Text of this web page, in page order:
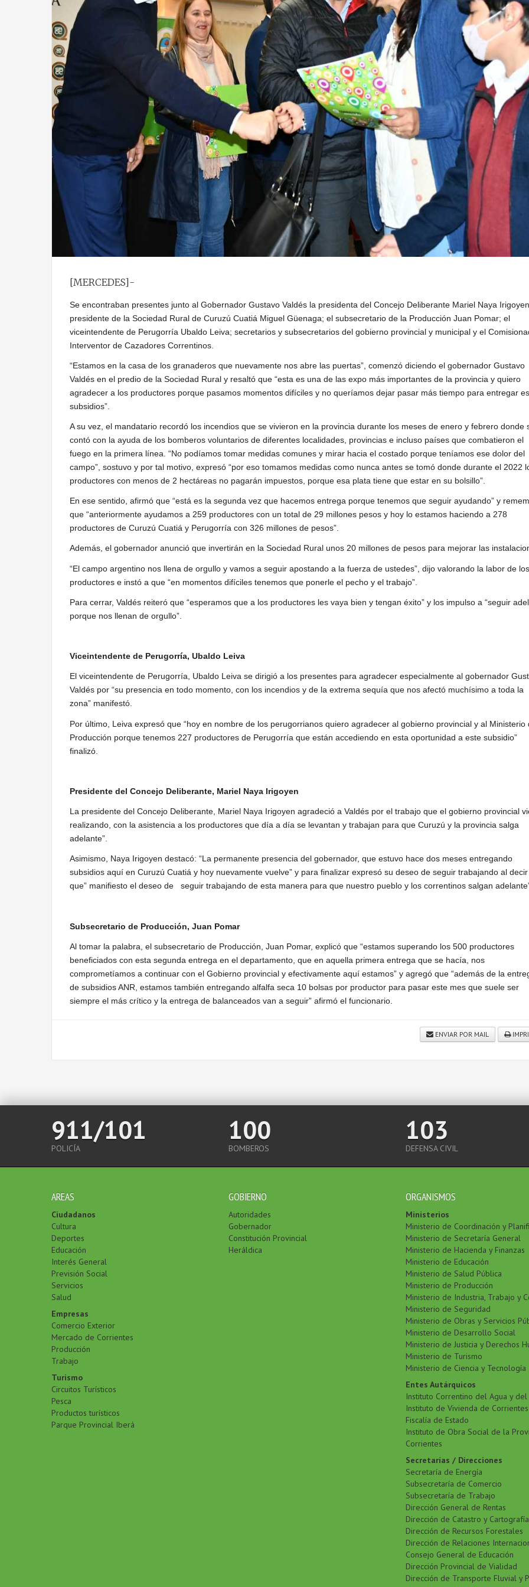
[MERCEDES]-
Se encontraban presentes junto al Gobernador Gustavo Valdés la presidenta del Concejo Deliberante Mariel Naya
presidente de la Sociedad Rural de Curuzú Cuatiá Miguel Güenaga; el subsecretario de la Producción Juan Pomar; el
viceintendente de Perugorría Ubaldo Leiva; secretarios y subsecretarios del gobierno provincial y municipal y el
Interventor de Cazadores Correntinos.
“Estamos en la casa de los granaderos que nuevamente nos abre las puertas”, comenzó diciendo el gobernador Gustavo
Valdés en el predio de la Sociedad Rural y resaltó que “esta es una de las expo más importantes de la provincia y quiero
agradecer a los productores porque pasamos momentos difíciles y no queríamos dejar pasar más tiempo para entregar
subsidios”.
A su vez, el mandatario recordó los incendios que se vivieron en la provincia durante los meses de enero y febrero donde
contó con la ayuda de los bomberos voluntarios de diferentes localidades, provincias e incluso países que combatieron el
fuego en la primera línea. “No podíamos tomar medidas comunes y mirar hacia el costado porque teníamos ese dolor del
campo”, sostuvo y por tal motivo, expresó “por eso tomamos medidas como nunca antes se tomó donde durante el 2022
productores con menos de 2 hectáreas no pagarán impuestos, porque esa plata tiene que estar en su bolsillo”.
En ese sentido, afirmó que “está es la segunda vez que hacemos entrega porque tenemos que seguir ayudando” y
que “anteriormente ayudamos a 259 productores con un total de 29 millones pesos y hoy lo estamos haciendo a 278
productores de Curuzú Cuatiá y Perugorría con 326 millones de pesos”.
Además, el gobernador anunció que invertirán en la Sociedad Rural unos 20 millones de pesos para mejorar las
“El campo argentino nos llena de orgullo y vamos a seguir apostando a la fuerza de ustedes”, dijo valorando la labor de los
productores e instó a que “en momentos difíciles tenemos que ponerle el pecho y el trabajo”.
Para cerrar, Valdés reiteró que “esperamos que a los productores les vaya bien y tengan éxito” y los impulso a “seguir
porque nos llenan de orgullo”.
Viceintendente de Perugorría, Ubaldo Leiva
El viceintendente de Perugorría, Ubaldo Leiva se dirigió a los presentes para agradecer especialmente al gobernador
Valdés por “su presencia en todo momento, con los incendios y de la extrema sequía que nos afectó muchísimo a toda la
zona” manifestó.
Por último, Leiva expresó que “hoy en nombre de los perugorrianos quiero agradecer al gobierno provincial y al Ministerio
Producción porque tenemos 227 productores de Perugorría que están accediendo en esta oportunidad a este subsidio”
finalizó.
Presidente del Concejo Deliberante, Mariel Naya Irigoyen
La presidente del Concejo Deliberante, Mariel Naya Irigoyen agradeció a Valdés por el trabajo que el gobierno provincial
realizando, con la asistencia a los productores que día a día se levantan y trabajan para que Curuzú y la provincia salga
adelante”.
Asimismo, Naya Irigoyen destacó: “La permanente presencia del gobernador, que estuvo hace dos meses entregando
subsidios aquí en Curuzú Cuatiá y hoy nuevamente vuelve” y para finalizar expresó su deseo de seguir trabajando al decir
que” manifiesto el deseo de seguir trabajando de esta manera para que nuestro pueblo y los correntinos salgan
Subsecretario de Producción, Juan Pomar
Al tomar la palabra, el subsecretario de Producción, Juan Pomar, explicó que “estamos superando los 500 productores
beneficiados con esta segunda entrega en el departamento, que en aquella primera entrega que se hacía, nos
comprometíamos a continuar con el Gobierno provincial y efectivamente aquí estamos” y agregó que “además de la
de subsidios ANR, estamos también entregando alfalfa seca 10 bolsas por productor para pasar este mes que suele ser
siempre el más crítico y la entrega de balanceados van a seguir” afirmó el funcionario.
ENVIAR POR MAIL
911/101
POLICÍA
100
BOMBEROS
103
DEFENSA CIVIL
AREAS
Ciudadanos
Cultura
Deportes
Educación
Interés General
Previsión Social
Servicios
Salud
Empresas
Comercio Exterior
Mercado de Corrientes
Producción
Trabajo
Turismo
Circuitos Turísticos
Pesca
Productos turísticos
Parque Provincial Iberá
GOBIERNO
Autoridades
Gobernador
Constitución Provincial
Heráldica
ORGANISMOS
Ministerios
Ministerio de Coordinación y
Ministerio de Secretaría General
Ministerio de Hacienda y Finanzas
Ministerio de Educación
Ministerio de Salud Pública
Ministerio de Producción
Ministerio de Industria, Trabajo y
Ministerio de Seguridad
Ministerio de Obras y Servicios
Ministerio de Desarrollo Social
Ministerio de Justicia y Derechos
Ministerio de Turismo
Ministerio de Ciencia y Tecnología
Entes Autárquicos
Instituto Correntino del Agua y
Instituto de Vivienda de Corrientes
Fiscalía de Estado
Instituto de Obra Social de la
Corrientes
Secretarías / Direcciones
Secretaría de Energía
Subsecretaría de Comercio
Subsecretaría de Trabajo
Dirección General de Rentas
Dirección de Catastro y Cartografía
Dirección de Recursos Forestales
Dirección de Relaciones
Consejo General de Educación
Dirección Provincial de Vialidad
Dirección de Transporte Fluvial y